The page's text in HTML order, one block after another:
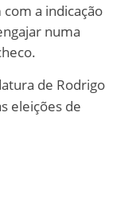
a indicação
numa
de Rodrigo
eleições de